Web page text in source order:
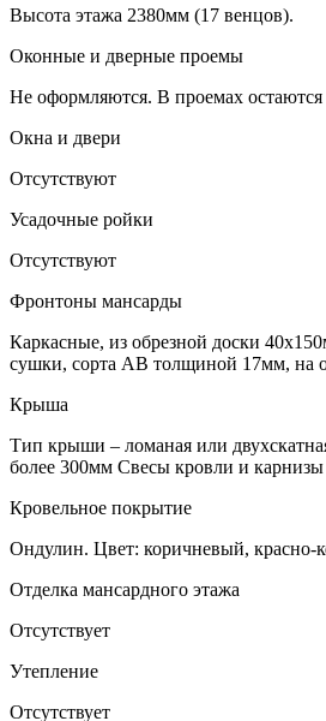
Высота этажа 2380мм (17 венцов).
Оконные и дверные проемы
Не оформляются. В проемах
Окна и двери
Отсутствуют
Усадочные ройки
Отсутствуют
Фронтоны мансарды
Каркасные, из обрезной доски
сушки, сорта АВ толщиной 17мм, на
Крыша
Тип крыши – ломаная или
более 300мм Свесы кровли и
Кровельное покрытие
Ондулин. Цвет: коричневый, красно-
Отделка мансардного этажа
Отсутствует
Утепление
Отсутствует